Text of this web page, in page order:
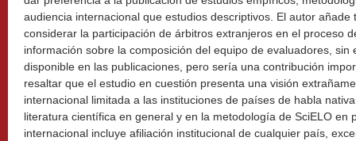
audiencia internacional que estudios descriptivos. El autor
considerar la participación de árbitros extranjeros en el proceso
información sobre la composición del equipo de evaluadores, sin
disponible en las publicaciones, pero sería una contribución
resaltar que el estudio en cuestión presenta una visión
internacional limitada a las instituciones de países de habla
literatura científica en general y en la metodología de SciELO en
internacional incluye afiliación institucional de cualquier país,